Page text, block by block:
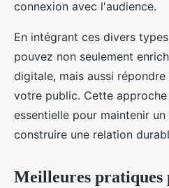
connexion avec l'audience.
En intégrant ces divers
pouvez non seulement
digitale, mais aussi
votre public. Cette
essentielle pour maintenir
construire une relation
Meilleures pratiques